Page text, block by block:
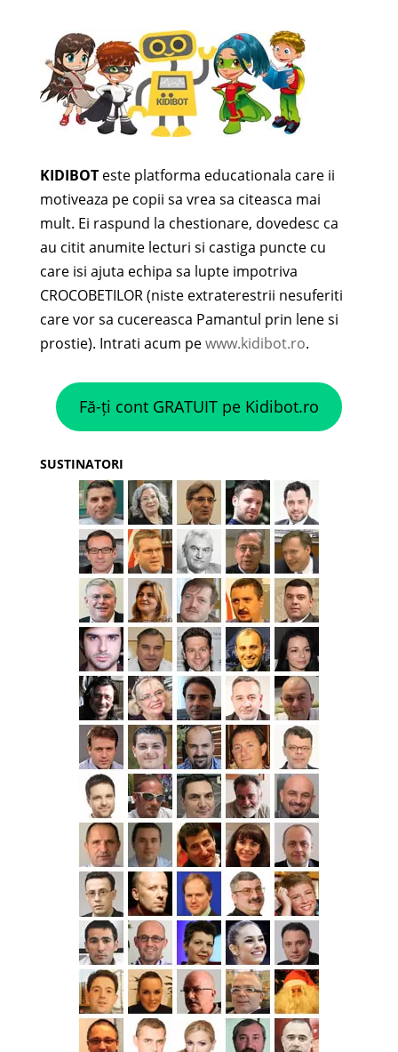
KIDIBOTeste platforma educationala care ii
motiveaza pe copii sa vrea sa citeasca mai
mult. Ei raspund la chestionare, dovedesc ca
au citit anumite lecturi si castiga puncte cu
care isi ajuta echipa sa lupte impotriva
CROCOBETILOR (niste extraterestrii nesuferiti
care vor sa cucereasca Pamantul prin lene si
prostie). Intrati acum pewww.kidibot.ro.
Fă-ți cont GRATUIT pe Kidibot.ro
SUSTINATORI